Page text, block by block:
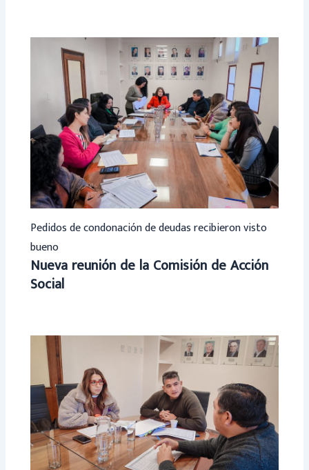
Pedidos de condonación de deudas recibieron visto
bueno
Nueva reunión de la Comisión de Acción
Social